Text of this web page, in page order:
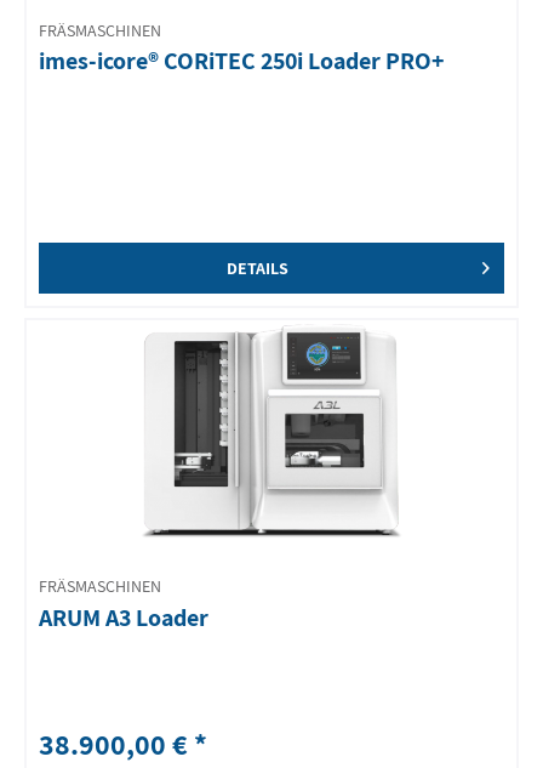
FRÄSMASCHINEN
imes-icore® CORiTEC 250i Loader PRO+
DETAILS
FRÄSMASCHINEN
ARUM A3 Loader
38.900,00 € *